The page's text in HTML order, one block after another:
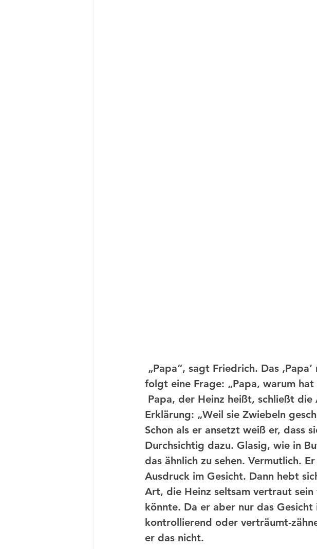
folgt eine Frage: „Papa, warum
Erklärung: „Weil sie Zwiebeln
Schon als er ansetzt weiß er, dass
Durchsichtig dazu. Glasig, wie in
das ähnlich zu sehen. Vermutlich.
Ausdruck im Gesicht. Dann hebt
Art, die Heinz seltsam vertraut
könnte. Da er aber nur das
kontrollierend oder verträumt-
er das nicht.